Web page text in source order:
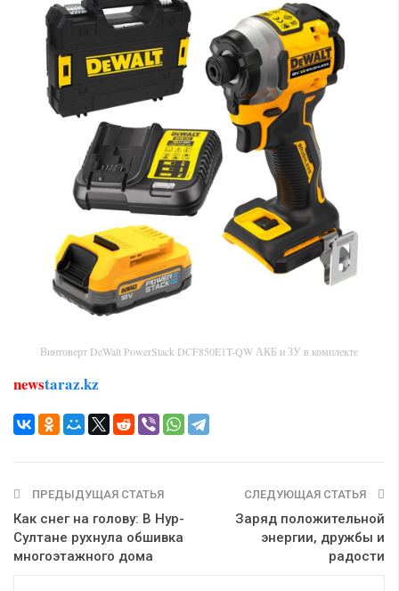
Винтоверт DeWalt PowerStack DCF850E1T-QW АКБ и ЗУ в комплекте
newstaraz.kz
ПРЕДЫДУЩАЯ СТАТЬЯ
Как снег на голову: В Нур-
Султане рухнула обшивка
многоэтажного дома
СЛЕДУЮЩАЯ СТАТЬЯ
Заряд положительной
энергии, дружбы и
радости